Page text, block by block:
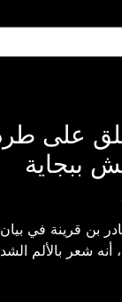
على
ببجاية
بن قرينة في
شعر بالألم